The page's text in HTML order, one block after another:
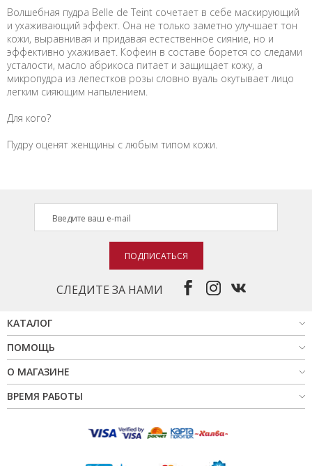
Волшебная пудра Belle de Teint сочетает в себе маскирующий
и ухаживающий эффект. Она не только заметно улучшает тон
кожи, выравнивая и придавая естественное сияние, но и
эффективно ухаживает. Кофеин в составе борется со следами
усталости, масло абрикоса питает и защищает кожу, а
микропудра из лепестков розы словно вуаль окутывает лицо
легким сияющим напылением.
Для кого?
Пудру оценят женщины с любым типом кожи.
СЛЕДИТЕ ЗА НАМИ
ПОДПИСАТЬСЯ
КАТАЛОГ
ПОМОЩЬ
О МАГАЗИНЕ
ВРЕМЯ РАБОТЫ